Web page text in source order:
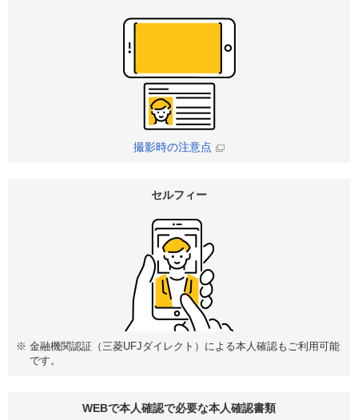
撮影時の注意点
セルフィー
※ 金融機関認証（三菱UFJダイレクト）による本人確認もご利用可能
です。
WEBで本人確認で必要な本人確認書類